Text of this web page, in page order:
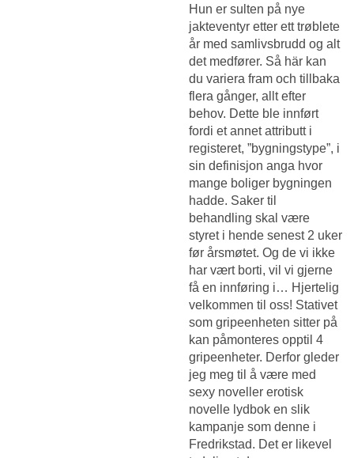
Hun er sulten på nye
jakteventyr etter ett trøblete
år med samlivsbrudd og alt
det medfører. Så här kan
du variera fram och tillbaka
flera gånger, allt efter
behov. Dette ble innført
fordi et annet attributt i
registeret, ”bygningstype”, i
sin definisjon anga hvor
mange boliger bygningen
hadde. Saker til
behandling skal være
styret i hende senest 2 uker
før årsmøtet. Og de vi ikke
har vært borti, vil vi gjerne
få en innføring i… Hjertelig
velkommen til oss! Stativet
som gripeenheten sitter på
kan påmonteres opptil 4
gripeenheter. Derfor gleder
jeg meg til å være med
sexy noveller erotisk
novelle lydbok en slik
kampanje som denne i
Fredrikstad. Det er likevel